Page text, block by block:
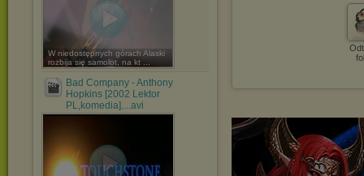
W niedostępnych górach Alaski
rozbija się samolot, na kt ...
Bad Company - Anthony
Hopkins [2002 Lektor
PL,komedia]....avi